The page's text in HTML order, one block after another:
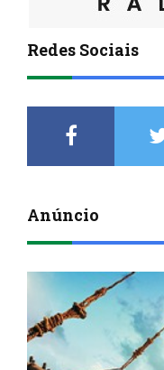
Redes Sociais
Anúncio